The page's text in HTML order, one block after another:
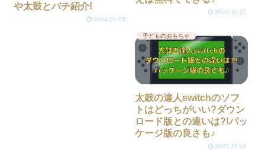
や太鼓とバチ紹介!
2024.01.05
2022.10.22
子どものおもちゃ
太鼓の達人switchのソフ
トはどっちがいい?ダウン
ロード版との違いは?!パッ
ケージ版の良さも♪
2022.10.04